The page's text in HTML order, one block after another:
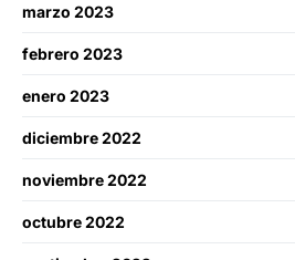
marzo 2023
febrero 2023
enero 2023
diciembre 2022
noviembre 2022
octubre 2022